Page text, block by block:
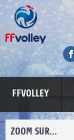
FFVOLLEY
ZOOM SUR...